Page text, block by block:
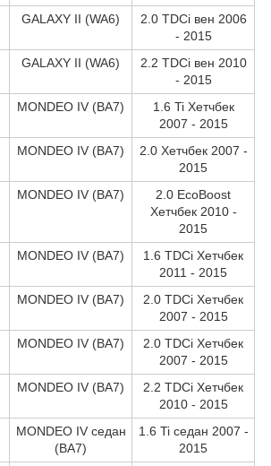
GALAXY II (WA6)
2.0 TDCi вен 2006
- 2015
GALAXY II (WA6)
2.2 TDCi вен 2010
- 2015
MONDEO IV (BA7)
1.6 Ti Хетчбек
2007 - 2015
MONDEO IV (BA7)
2.0 Хетчбек 2007 -
2015
MONDEO IV (BA7)
2.0 EcoBoost
Хетчбек 2010 -
2015
MONDEO IV (BA7)
1.6 TDCi Хетчбек
2011 - 2015
MONDEO IV (BA7)
2.0 TDCi Хетчбек
2007 - 2015
MONDEO IV (BA7)
2.0 TDCi Хетчбек
2007 - 2015
MONDEO IV (BA7)
2.2 TDCi Хетчбек
2010 - 2015
MONDEO IV седан
(BA7)
1.6 Ti седан 2007 -
2015